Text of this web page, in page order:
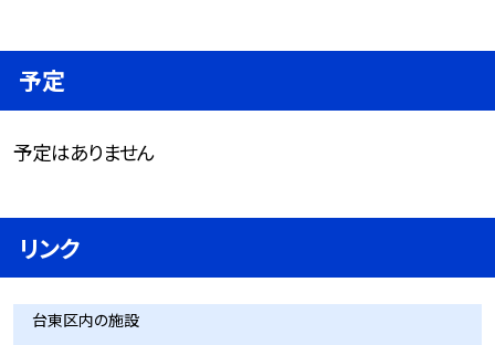
予定
予定はありません
リンク
台東区内の施設